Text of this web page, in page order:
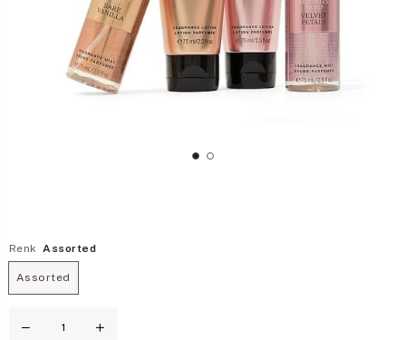
Renk Assorted
Assorted